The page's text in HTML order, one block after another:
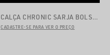
CALÇA CHRONIC SARJA BOLSO 001
CADASTRE-SE PARA VER O PREÇO